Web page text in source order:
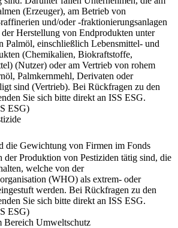
(Erzeuger), am Betrieb von
und/oder -fraktionierungsanlagen
Herstellung von Endprodukten unter
Palmöl, einschließlich Lebensmittel- und
(Chemikalien, Biokraftstoffe,
(Nutzer) oder am Vertrieb von rohem
Palmkernmehl, Derivaten oder
sind (Vertrieb). Bei Rückfragen zu den
Sie sich bitte direkt an ISS ESG.
ESG)
die Gewichtung von Firmen im Fonds
der Produktion von Pestiziden tätig sind, die
welche von der
(WHO) als extrem- oder
werden. Bei Rückfragen zu den
Sie sich bitte direkt an ISS ESG.
ESG)
Bereich Umweltschutz